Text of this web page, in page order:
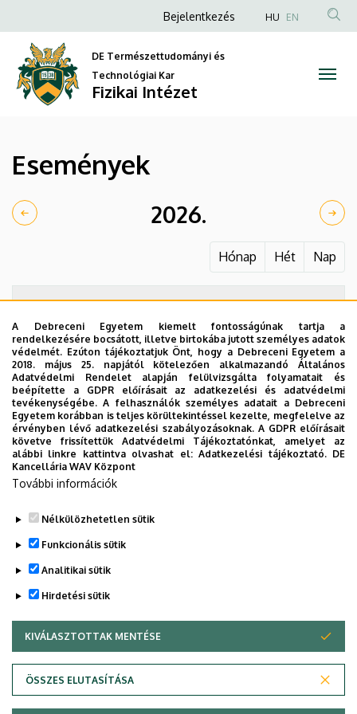
Fizikai
Intézet
a
tartalomra
Anonim
fiók
menüje
Bejelentkezés HU EN
DE Természettudományi és
Technológiai Kar
Fizikai Intézet
Események
2026.
Hónap Hét Nap
Nincs megjeleníthető esemény
Adatvédelem
A Debreceni Egyetem kiemelt fontosságúnak tartja a
rendelkezésére bocsátott, illetve birtokába jutott személyes adatok
védelmét. Ezúton tájékoztatjuk Önt, hogy a Debreceni Egyetem a
2018. május 25. napjától kötelezően alkalmazandó Általános
Adatvédelmi Rendelet alapján felülvizsgálta folyamatait és
beépítette a GDPR előírásait az adatkezelési és adatvédelmi
tevékenységébe. A felhasználók személyes adatait a Debreceni
Egyetem korábban is teljes körültekintéssel kezelte, megfelelve az
érvényben lévő adatkezelési szabályozásoknak. A GDPR előírásait
követve frissítettük Adatvédelmi Tájékoztatónkat, amelyet az
alábbi linkre kattintva olvashat el:Adatkezelési tájékoztató. DE
Kancellária WAV Központ
További információk
Nélkülözhetetlen sütik
Funkcionális sütik
Analitikai sütik
Hirdetési sütik
KIVÁLASZTOTTAK MENTÉSE
ÖSSZES ELUTASÍTÁSA
WITHDRAW CONSENT